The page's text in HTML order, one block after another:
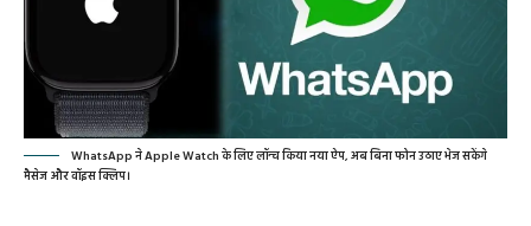
WhatsApp ने Apple Watch के लिए लॉन्च किया नया ऐप, अब बिना फोन उठाए भेज सकेंगे
मैसेज और वॉइस क्लिप।